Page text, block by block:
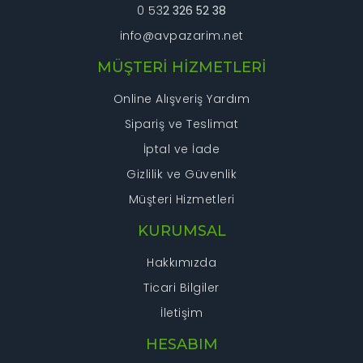
0 532 326 52 38
info@avpazarim.net
MÜŞTERİ HİZMETLERİ
Online Alışveriş Yardım
Sipariş ve Teslimat
İptal ve İade
Gizlilik ve Güvenlik
Müşteri Hizmetleri
KURUMSAL
Hakkımızda
Ticari Bilgiler
İletişim
HESABIM